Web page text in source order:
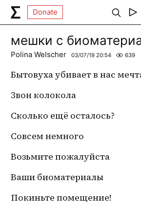
Donate
мешки с
Polina Welscher 03/07/19 20:54 639
Бытовуха убивает в нас
Звон колокола
Сколько ещё осталось?
Совсем немного
Возьмите пожалуйста
Ваши биоматериалы
Покиньте помещение!